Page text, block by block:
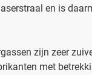
en is
zijn zeer
met